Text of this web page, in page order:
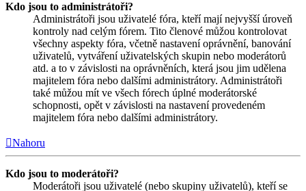
Kdo jsou to administrátoři?
Administrátoři jsou uživatelé fóra, kteří mají nejvyšší úroveň
kontroly nad celým fórem. Tito členové můžou kontrolovat
všechny aspekty fóra, včetně nastavení oprávnění, banování
uživatelů, vytváření uživatelských skupin nebo moderátorů
atd. a to v závislosti na oprávněních, která jsou jim udělena
majitelem fóra nebo dalšími administrátory. Administrátoři
také můžou mít ve všech fórech úplné moderátorské
schopnosti, opět v závislosti na nastavení provedeném
majitelem fóra nebo dalšími administrátory.
Nahoru
Kdo jsou to moderátoři?
Moderátoři jsou uživatelé (nebo skupiny uživatelů), kteří se